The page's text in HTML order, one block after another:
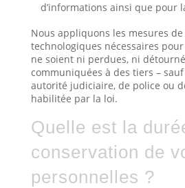
d’informations ainsi que pour
Nous appliquons les mesures
technologiques nécessaires
ne soient ni perdues, ni
communiquées à des tiers –
autorité judiciaire, de police ou
habilitée par la loi.
Quelle est la
conservation de
personnelles ?